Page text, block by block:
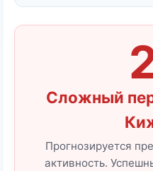
Сложный
Прогнозируется
активность.